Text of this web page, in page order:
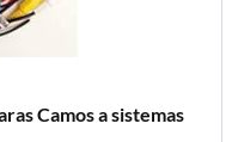
Camos a sistemas